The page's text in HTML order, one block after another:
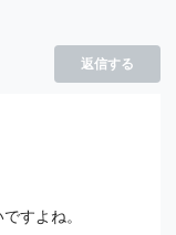
返信する
すよね。